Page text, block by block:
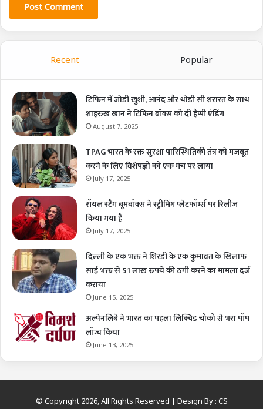
Recent Popular
टिफिन में जोड़ी खुशी, आनंद और थोड़ी सी शरारत के साथ
शाहरुख खान ने टिफिन बॉक्स को दी हैप्पी एंडिंग
August 7, 2025
TPAG भारत के रक्त सुरक्षा पारिस्थितिकी तंत्र को मज़बूत
करने के लिए विशेषज्ञों को एक मंच पर लाया
July 17, 2025
रॉयल स्टैग बूमबॉक्स ने स्ट्रीमिंग प्लेटफॉर्म्स पर रिलीज़
किया गया है
July 17, 2025
दिल्ली के एक भक्त ने शिरडी के एक कुमावत के खिलाफ
साईं भक्त से 51 लाख रुपये की ठगी करने का मामला दर्ज
कराया
June 15, 2025
अल्पेनलिबे ने भारत का पहला लिक्विड चोको से भरा पॉप
लॉन्च किया
June 13, 2025
© Copyright 2026, All Rights Reserved | Design By : CS